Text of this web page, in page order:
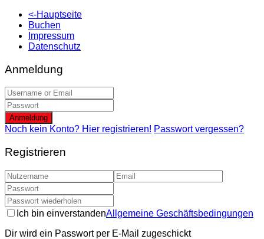
<-Hauptseite
Buchen
Impressum
Datenschutz
Anmeldung
Anmeldung
Noch kein Konto? Hier registrieren! Passwort vergessen?
Registrieren
Ich bin einverstandenAllgemeine Geschäftsbedingungen
Dir wird ein Passwort per E-Mail zugeschickt